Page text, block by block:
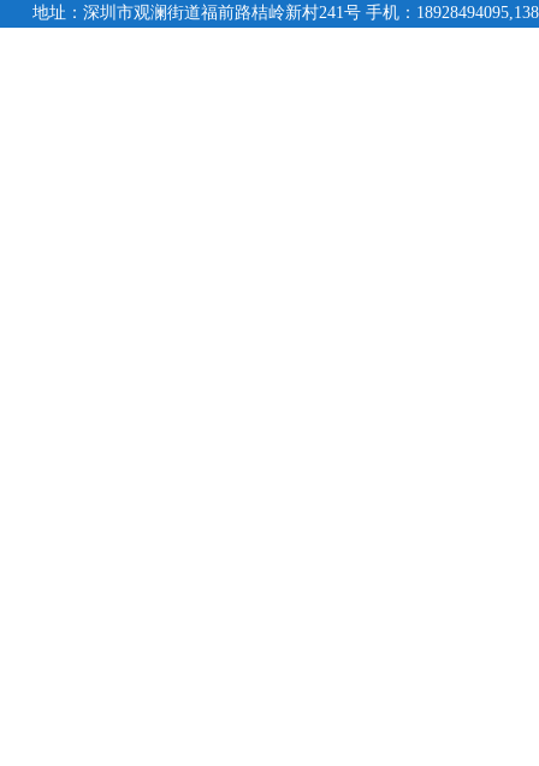
地址：深圳市观澜街道福前路桔岭新村241号 手机：